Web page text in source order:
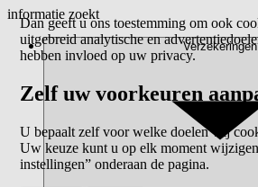
informatie zoekt
Verzekeringen
Dan geeft u ons toestemming om ook
uitgebreid analytische en
hebben invloed op uw privacy.
Zelf uw voorkeuren
U bepaalt zelf voor welke doelen wij
Uw keuze kunt u op elk moment
instellingen” onderaan de pagina.